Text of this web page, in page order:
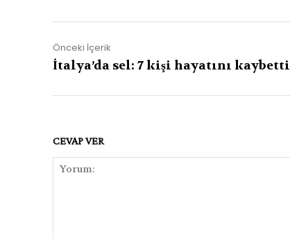
Önceki İçerik
İtalya’da sel: 7 kişi hayatını kaybetti
CEVAP VER